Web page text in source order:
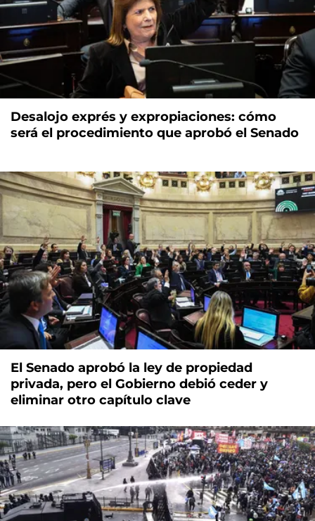
Desalojo exprés y expropiaciones: cómo
será el procedimiento que aprobó el Senado
El Senado aprobó la ley de propiedad
privada, pero el Gobierno debió ceder y
eliminar otro capítulo clave